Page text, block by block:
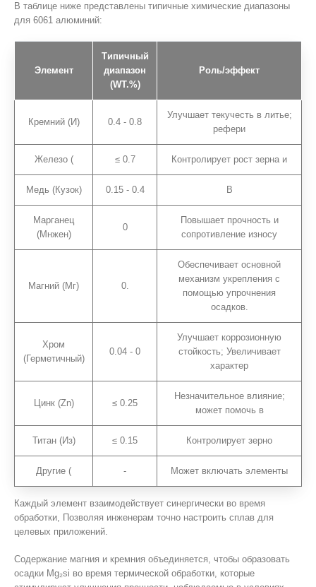
В таблице ниже представлены типичные химические диапазоны
для 6061 алюминий:
Элемент
Типичный
диапазон
(WT.%)
Роль/эффект
Кремний (И) 0.4 - 0.8
Улучшает текучесть в литье;
рефери
Железо ( ≤ 0.7 Контролирует рост зерна и
Медь (Кузок) 0.15 - 0.4 В
Марганец
(Мнжен)
0
Повышает прочность и
сопротивление износу
Магний (Мг) 0.
Обеспечивает основной
механизм укрепления с
помощью упрочнения
осадков.
Хром
(Герметичный)
0.04 - 0
Улучшает коррозионную
стойкость; Увеличивает
характер
Цинк (Zn) ≤ 0.25
Незначительное влияние;
может помочь в
Титан (Из) ≤ 0.15 Контролирует зерно
Другие ( - Может включать элементы
Каждый элемент взаимодействует синергически во время
обработки, Позволяя инженерам точно настроить сплав для
целевых приложений.
Содержание магния и кремния объединяется, чтобы образовать
осадки Mg₂si во время термической обработки, которые